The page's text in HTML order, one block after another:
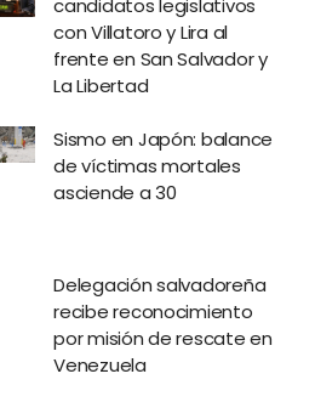
candidatos legislativos
con Villatoro y Lira al
frente en San Salvador y
La Libertad
Sismo en Japón: balance
de víctimas mortales
asciende a 30
Delegación salvadoreña
recibe reconocimiento
por misión de rescate en
Venezuela